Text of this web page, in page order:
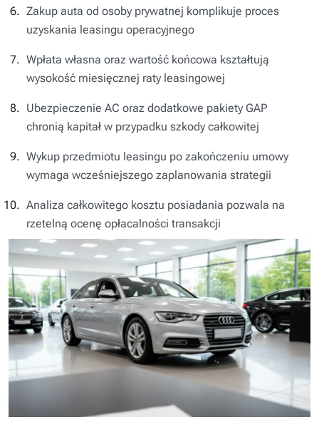
Zakup auta od osoby prywatnej komplikuje proces
uzyskania leasingu operacyjnego
Wpłata własna oraz wartość końcowa kształtują
wysokość miesięcznej raty leasingowej
Ubezpieczenie AC oraz dodatkowe pakiety GAP
chronią kapitał w przypadku szkody całkowitej
Wykup przedmiotu leasingu po zakończeniu umowy
wymaga wcześniejszego zaplanowania strategii
Analiza całkowitego kosztu posiadania pozwala na
rzetelną ocenę opłacalności transakcji